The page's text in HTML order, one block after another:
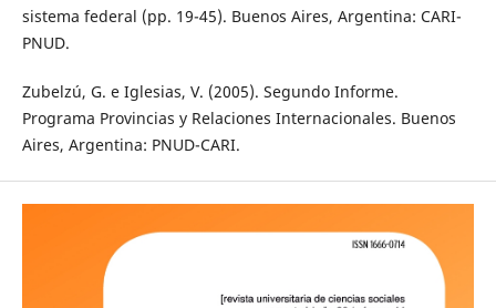
sistema federal (pp. 19-45). Buenos Aires, Argentina: CARI-
PNUD.
Zubelzú, G. e Iglesias, V. (2005). Segundo Informe.
Programa Provincias y Relaciones Internacionales. Buenos
Aires, Argentina: PNUD-CARI.